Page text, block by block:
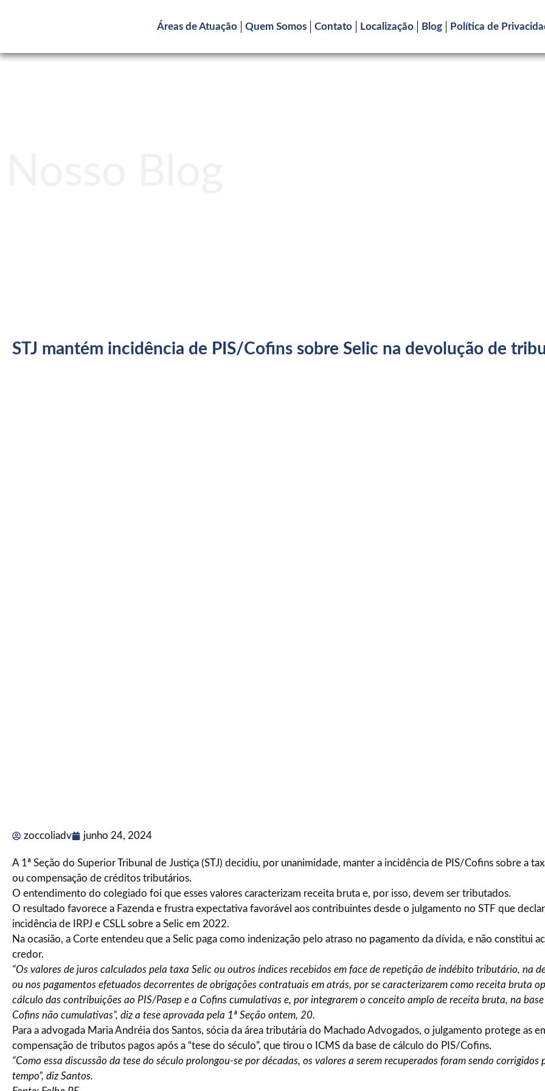
Áreas de Atuação Quem Somos Contato Localização Blog Política de
STJ mantém incidência de PIS/Cofins sobre Selic na devolução de
zoccoliadv junho 24, 2024
A 1ª Seção do Superior Tribunal de Justiça (STJ) decidiu, por unanimidade, manter a incidência de PIS/Cofins sobre a
ou compensação de créditos tributários.
O entendimento do colegiado foi que esses valores caracterizam receita bruta e, por isso, devem ser tributados.
O resultado favorece a Fazenda e frustra expectativa favorável aos contribuintes desde o julgamento no STF que
incidência de IRPJ e CSLL sobre a Selic em 2022.
Na ocasião, a Corte entendeu que a Selic paga como indenização pelo atraso no pagamento da dívida, e não constitui
credor.
“Os valores de juros calculados pela taxa Selic ou outros índices recebidos em face de repetição de indébito tributário, na
ou nos pagamentos efetuados decorrentes de obrigações contratuais em atrás, por se caracterizarem como receita bruta
cálculo das contribuições ao PIS/Pasep e a Cofins cumulativas e, por integrarem o conceito amplo de receita bruta, na
Cofins não cumulativas”, diz a tese aprovada pela 1ª Seção ontem, 20.
Para a advogada Maria Andréia dos Santos, sócia da área tributária do Machado Advogados, o julgamento protege as
compensação de tributos pagos após a “tese do século”, que tirou o ICMS da base de cálculo do PIS/Cofins.
“Como essa discussão da tese do século prolongou-se por décadas, os valores a serem recuperados foram sendo corrigidos
tempo”, diz Santos.